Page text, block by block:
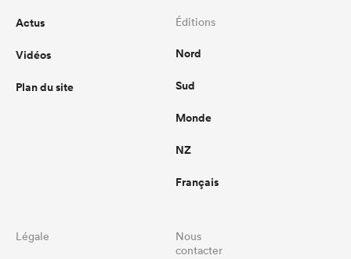
Actus
Vidéos
Plan du site
Éditions
Nord
Sud
Monde
NZ
Français
Légale
Nous
contacter